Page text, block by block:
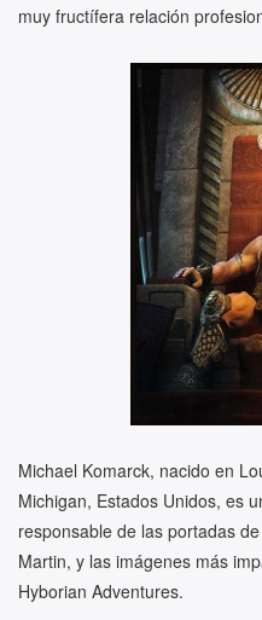
muy fructífera relación
Michael Komarck, nacido en
Michigan, Estados Unidos, es
responsable de las portadas
Martin, y las imágenes más
Hyborian Adventures.